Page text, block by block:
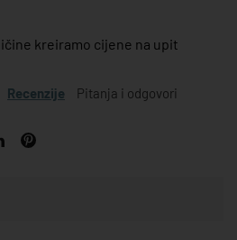
kreiramo cijene na upit
Recenzije Pitanja i odgovori